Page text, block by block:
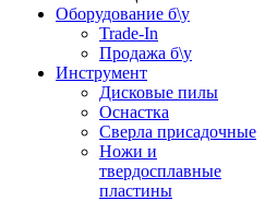
Оборудование б\у
Trade-In
Продажа б\у
Инструмент
Дисковые пилы
Оснастка
Сверла присадочные
Ножи и
твердосплавные
пластины